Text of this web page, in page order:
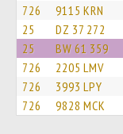
726 9115 KRN
25 DZ 37 272
25 BW 61 359
726 2205 LMV
726 3993 LPY
726 9828 MCK